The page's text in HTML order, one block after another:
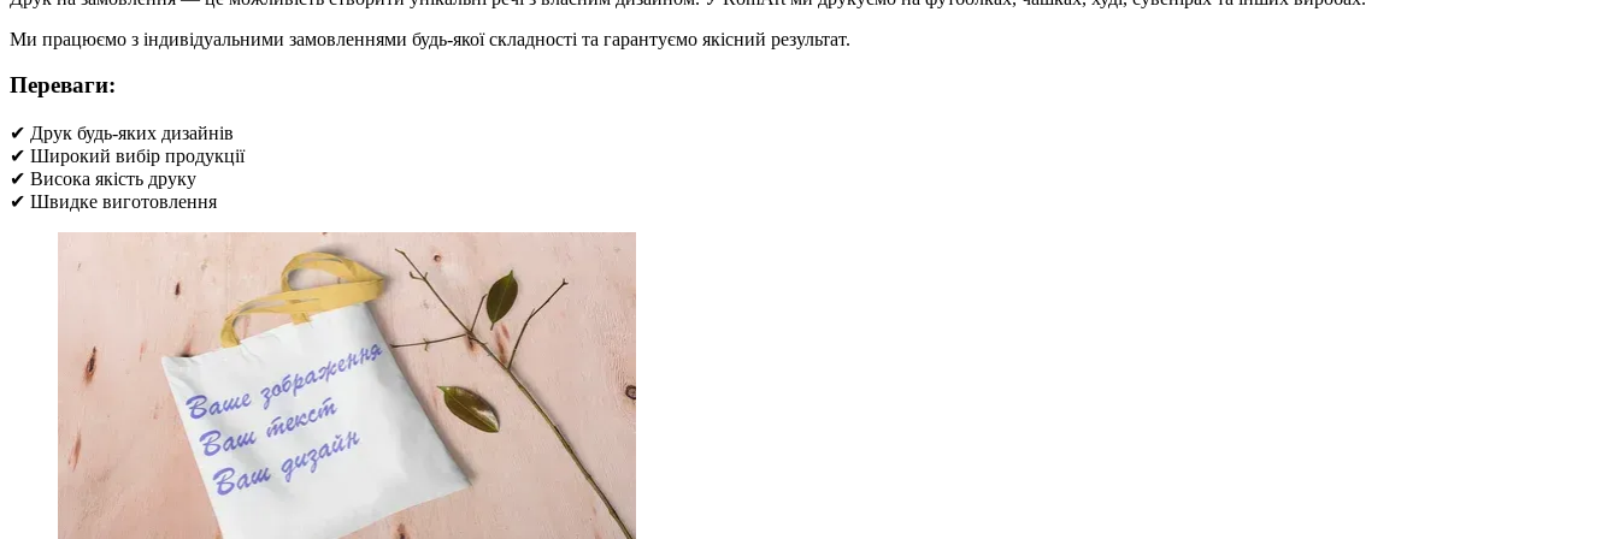
Ми працюємо з індивідуальними замовленнями будь-якої складності та гарантуємо якісний результат.
Переваги:
✔ Друк будь-яких дизайнів
✔ Широкий вибір продукції
✔ Висока якість друку
✔ Швидке виготовлення